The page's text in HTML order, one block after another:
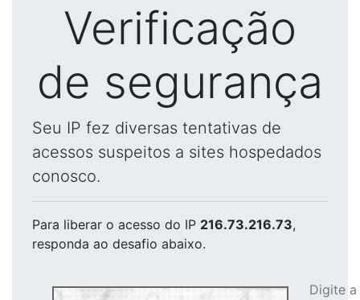
Verificação
de segurança
Seu IP fez diversas tentativas de
acessos suspeitos a sites hospedados
conosco.
Para liberar o acesso do IP 216.73.216.73,
responda ao desafio abaixo.
Digite